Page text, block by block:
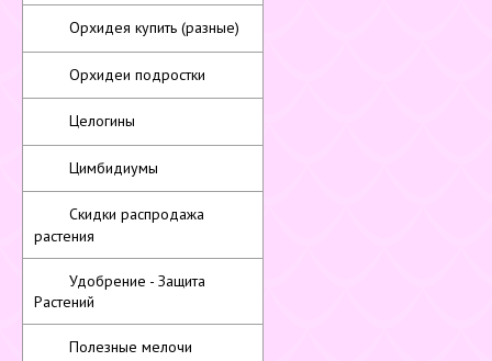
Орхидея купить (разные)
Орхидеи подростки
Целогины
Цимбидиумы
Скидки распродажа
растения
Удобрение - Защита
Растений
Полезные мелочи